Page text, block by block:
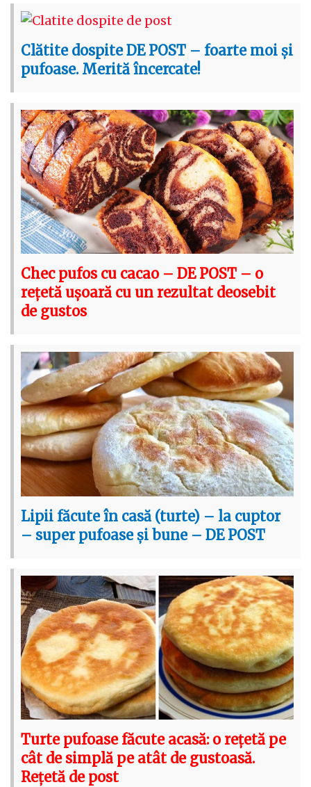
Clătite dospite DE POST – foarte moi și
pufoase. Merită încercate!
Chec pufos cu cacao – DE POST – o
rețetă ușoară cu un rezultat deosebit
de gustos
Lipii făcute în casă (turte) – la cuptor
– super pufoase și bune – DE POST
Turte pufoase făcute acasă: o rețetă pe
cât de simplă pe atât de gustoasă.
Rețetă de post